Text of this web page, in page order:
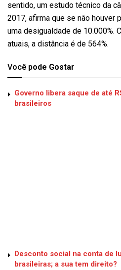
sentido, um estudo técnico da
2017, afirma que se não houver
uma desigualdade de 10.000%.
atuais, a distância é de 564%.
Você pode Gostar
Governo libera saque de até
brasileiros
Desconto social na conta de
brasileiras; a sua tem direito?